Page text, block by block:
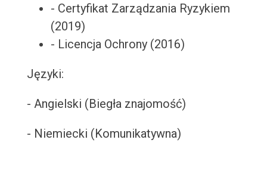
- Certyfikat Zarządzania Ryzykiem
(2019)
- Licencja Ochrony (2016)
Języki:
- Angielski (Biegła znajomość)
- Niemiecki (Komunikatywna)